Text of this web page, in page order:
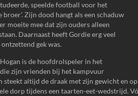
speelde football voor het
Zijn dood hangt als een schaduw
moeite mee dat zijn ouders alleen
Daarnaast heeft Gordie erg veel
gek was.
Hogan is de hoofdrolspeler in het
zijn vrienden bij het kampvuur
steekt altijd de draak met zijn gewicht en
dorp tijdens een taarten-eet-wedstrijd.